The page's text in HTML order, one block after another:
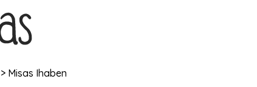
> Misas Ihaben